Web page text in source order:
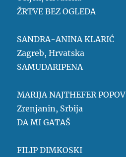
ŽRTVE BEZ OGLEDA
SANDRA-ANINA KLARIĆ
Zagreb, Hrvatska
SAMUDARIPENA
MARIJA NAJTHEFER POPOV
Zrenjanin, Srbija
DA MI GATAŠ
FILIP DIMKOSKI